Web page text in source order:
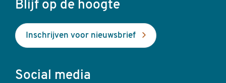
Blijf op de hoogte
Inschrijven voor nieuwsbrief
Social media